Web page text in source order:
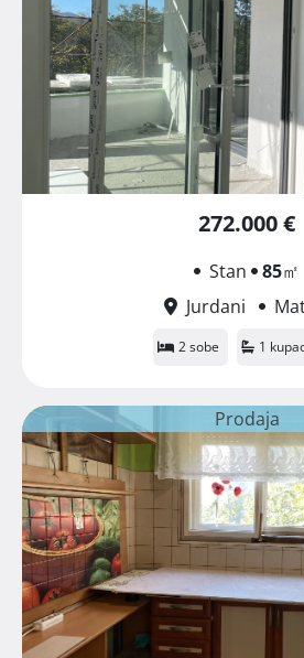
272.000 €
Stan 85㎡
Jurdani
2 sobe 1
Prodaja